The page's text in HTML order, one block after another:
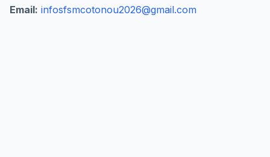
Email: infosfsmcotonou2026@gmail.com